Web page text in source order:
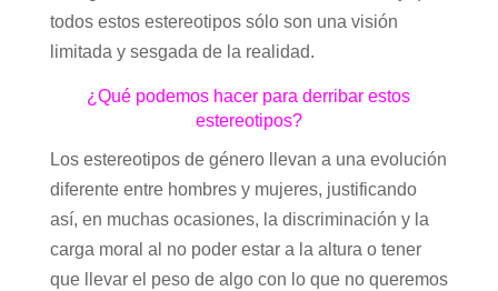
todos estos estereotipos sólo son una visión
limitada y sesgada de la realidad.
¿Qué podemos hacer para derribar estos
estereotipos?
Los estereotipos de género llevan a una evolución
diferente entre hombres y mujeres, justificando
así, en muchas ocasiones, la discriminación y la
carga moral al no poder estar a la altura o tener
que llevar el peso de algo con lo que no queremos